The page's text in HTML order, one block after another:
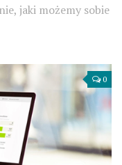
jaki możemy sobie
0